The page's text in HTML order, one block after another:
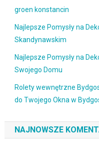
groen konstancin
Najlepsze Pomysły na
Skandynawskim
Najlepsze Pomysły na
Swojego Domu
Rolety wewnętrzne
do Twojego Okna w
NAJNOWSZE